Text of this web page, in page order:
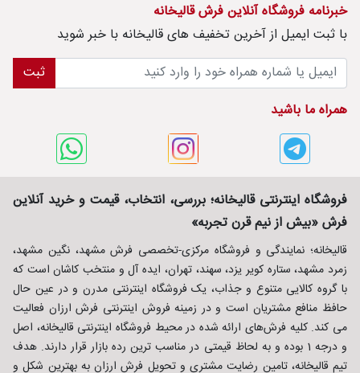
خبرنامه فروشگاه آنلاین فرش قالیخانه
با ثبت ايميل از آخرین تخفیف های قالیخانه با خبر شوید
ثبت
همراه ما باشید
فروشگاه اینترنتی قالیخانه؛ بررسی، انتخاب، قیمت و خرید آنلاین
فرش «بیش از نیم قرن تجربه»
قالیخانه؛ نمایندگی و فروشگاه مرکزی-تخصصی فرش مشهد، نگین مشهد،
زمرد مشهد، ستاره کویر یزد، سهند، تهران، ایده آل و منتخب کاشان است که
با گروه کالایی متنوع و جذاب، یک فروشگاه اینترنتی مدرن و در عین حال
حافظ منافع مشتریان است و در زمینه فروش اینترنتی فرش ارزان فعالیت
می کند. کلیه فرش‌های ارائه شده در محیط فروشگاه اینترنتی قالیخانه، اصل
و درجه 1 بوده و به لحاظ قیمتی در مناسب ترین رده بازار قرار دارند. هدف
تیم قالیخانه، تامین رضایت مشتری و تحویل فرش ارزان به بهترین شکل و